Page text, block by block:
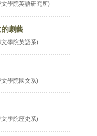
學院英語研究所)
劇藝
學院英語系)
學院國文系)
學院歷史系)